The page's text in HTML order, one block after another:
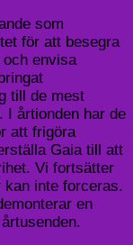
som
för att besegra
envisa
till de mest
I årtionden har de
att frigöra
Gaia till att
Vi fortsätter
inte forceras.
en